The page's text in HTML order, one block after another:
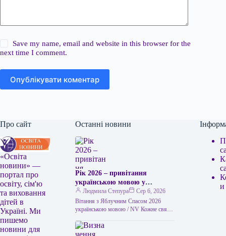
Save my name, email and website in this browser for the
next time I comment.
Опублікувати коментар
Про сайт
«Освіта
новини» —
портал про
освіту, сім'ю
та виховання
дітей в
Україні. Ми
пишемо
новини для
Останні новини
Рік 2026 – привітання
українською мовою у
зображеннях, віршах та
власними словами
Людмила Степура
Сер 6, 2026
Вітання з Яблучним Спасом 2026
українською мовою / NV Кожне свято
храм кошики…
и